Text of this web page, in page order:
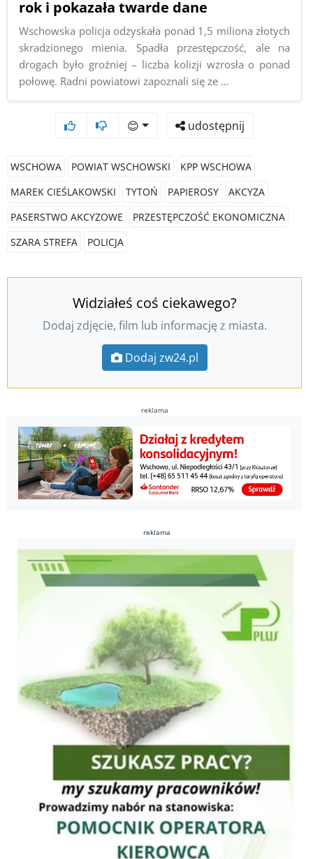
rok i pokazała twarde dane
Wschowska policja odzyskała ponad 1,5 miliona złotych
skradzionego mienia. Spadła przestępczość, ale na
drogach było groźniej – liczba kolizji wzrosła o ponad
połowę. Radni powiatowi zapoznali się ze …
😊 udostępnij
WSCHOWA POWIAT WSCHOWSKI
KPP WSCHOWA
MAREK CIEŚLAKOWSKI
TYTOŃ PAPIEROSY
AKCYZA
PASERSTWO AKCYZOWE
PRZESTĘPCZOŚĆ EKONOMICZNA
SZARA STREFA
POLICJA
Widziałeś coś ciekawego?
Dodaj zdjęcie, film lub informację z miasta.
Dodaj zw24.pl
reklama
reklama